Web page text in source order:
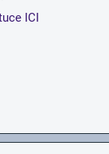
ICI